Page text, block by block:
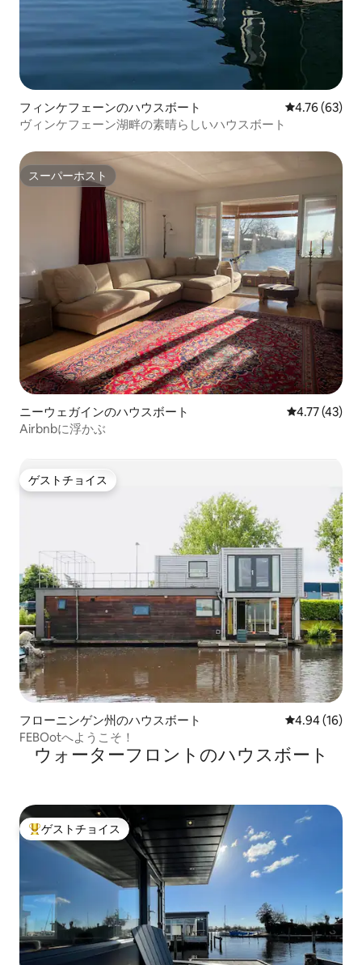
フィンケフェーンのハウスボート レビュー63
4.76 (63)
ヴィンケフェーン湖畔の素晴らしいハウスボート
スーパーホスト
スーパーホスト
ニーウェガインのハウスボート レビュー43
4.77 (43)
Airbnbに浮かぶ
ゲストチョイス
ゲストチョイス
フローニンゲン州のハウスボート レビュー16
4.94 (16)
FEBOotへようこそ！
ウォーターフロントのハウスボート
大好評のゲストチョイスです。
ゲストチョイス